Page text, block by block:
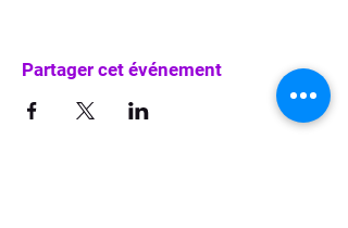
Partager cet événement